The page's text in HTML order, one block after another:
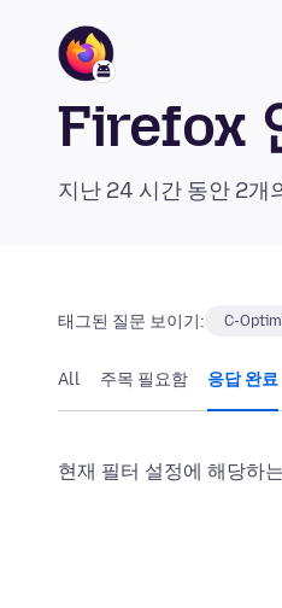
Firefox
지난 24 시간 동안 2개
태그된 질문 보이기: C-
All 주목 필요함 응답 완료
현재 필터 설정에 해당하